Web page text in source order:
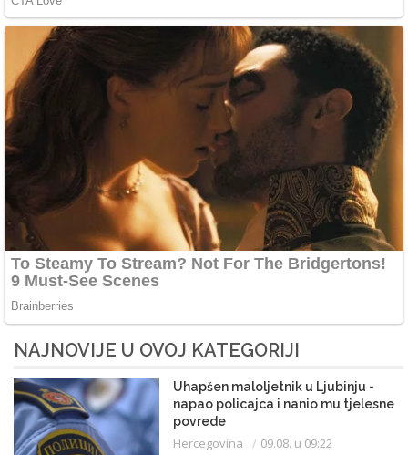
NAJNOVIJE U OVOJ KATEGORIJI
Uhapšen maloljetnik u Ljubinju -
napao policajca i nanio mu tjelesne
povrede
Hercegovina 09.08. u 09:22